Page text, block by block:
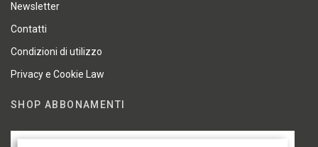
Newsletter
Contatti
Condizioni di utilizzo
Privacy e Cookie Law
SHOP ABBONAMENTI